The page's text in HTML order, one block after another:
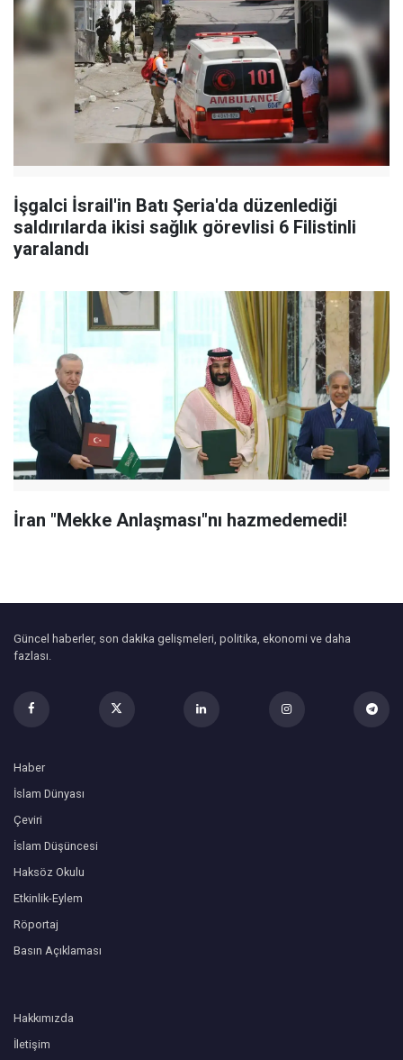
İşgalci İsrail'in Batı Şeria'da düzenlediği
saldırılarda ikisi sağlık görevlisi 6 Filistinli
yaralandı
İran "Mekke Anlaşması"nı hazmedemedi!
Güncel haberler, son dakika gelişmeleri, politika, ekonomi ve daha
fazlası.
Haber
İslam Dünyası
Çeviri
İslam Düşüncesi
Haksöz Okulu
Etkinlik-Eylem
Röportaj
Basın Açıklaması
Hakkımızda
İletişim